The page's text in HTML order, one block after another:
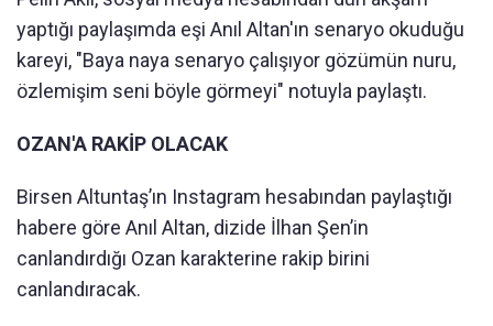
yaptığı paylaşımda eşi Anıl Altan'ın senaryo okuduğu
kareyi, "Baya naya senaryo çalışıyor gözümün nuru,
özlemişim seni böyle görmeyi" notuyla paylaştı.
OZAN'A RAKİP OLACAK
Birsen Altuntaş’ın Instagram hesabından paylaştığı
habere göre Anıl Altan, dizide İlhan Şen’in
canlandırdığı Ozan karakterine rakip birini
canlandıracak.